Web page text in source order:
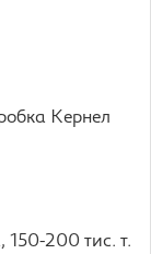
Кернел
150-200 тис. т.